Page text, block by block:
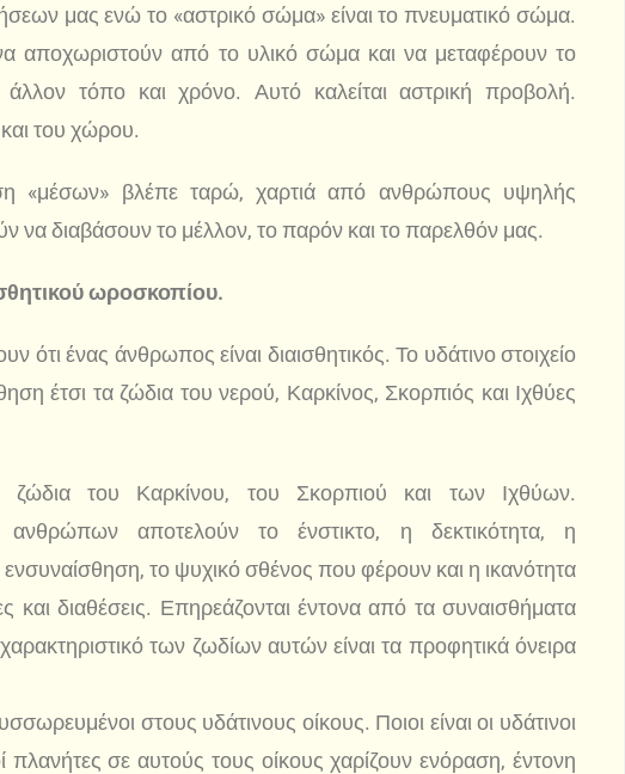
μας ενώ το «αστρικό σώμα» είναι το πνευματικό σώμα.
αποχωριστούν από το υλικό σώμα και να μεταφέρουν το
τόπο και χρόνο. Αυτό καλείται αστρική προβολή.
και του χώρου.
«μέσων» βλέπε ταρώ, χαρτιά από ανθρώπους υψηλής
να διαβάσουν το μέλλον, το παρόν και το παρελθόν μας.
ωροσκοπίου.
ένας άνθρωπος είναι διαισθητικός. Το υδάτινο στοιχείο
έτσι τα ζώδια του νερού, Καρκίνος, Σκορπιός και Ιχθύες
του Καρκίνου, του Σκορπιού και των Ιχθύων.
ανθρώπων αποτελούν το ένστικτο, η δεκτικότητα, η
το ψυχικό σθένος που φέρουν και η ικανότητα
και διαθέσεις. Επηρεάζονται έντονα από τα συναισθήματα
των ζωδίων αυτών είναι τα προφητικά όνειρα
στους υδάτινους οίκους. Ποιοι είναι οι υδάτινοι
πλανήτες σε αυτούς τους οίκους χαρίζουν ενόραση, έντονη